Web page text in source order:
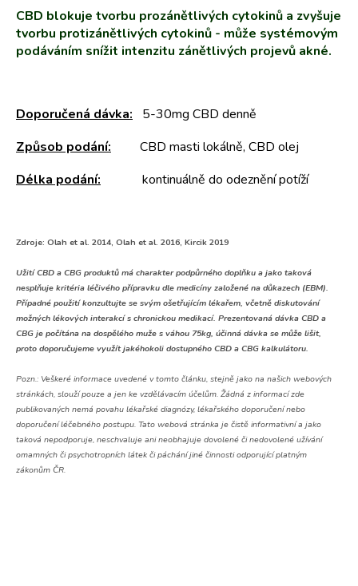
CBD blokuje tvorbu prozánětlivých cytokinů a zvyšuje
tvorbu protizánětlivých cytokinů - může systémovým
podáváním snížit intenzitu zánětlivých projevů akné.
Doporučená dávka: 5-30mg CBD denně
Způsob podání:
CBD masti lokálně, CBD olej
Délka podání: kontinuálně do odeznění potíží
Zdroje: Olah et al. 2014, Olah et al. 2016, Kircik 2019
Užití CBD a CBG produktů má charakter podpůrného doplňku a jako taková
nesplňuje kritéria léčivého přípravku dle medicíny založené na důkazech (EBM).
Případné použití konzultujte se svým ošetřujícím lékařem, včetně diskutování
možných lékových interakcí s chronickou medikací. Prezentovaná dávka CBD a
CBG je počítána na dospělého muže s váhou 75kg, účinná dávka se může lišit,
proto doporučujeme využít jakéhokoli dostupného CBD a CBG kalkulátoru.
Pozn.: Veškeré informace uvedené v tomto článku, stejně jako na našich webových
stránkách, slouží pouze a jen ke vzdělávacím účelům. Žádná z informací zde
publikovaných nemá povahu lékařské diagnózy, lékařského doporučení nebo
doporučení léčebného postupu. Tato webová stránka je čistě informativní a jako
taková nepodporuje, neschvaluje ani neobhajuje dovolené či nedovolené užívání
omamných či psychotropních látek či páchání jiné činnosti odporující platným
zákonům ČR.